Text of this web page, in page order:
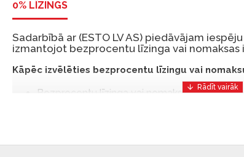
0% LĪZINGS
Sadarbībā ar (ESTO LV AS) piedāvājam
izmantojot bezprocentu līzinga vai nomaksas
Kāpēc izvēlēties bezprocentu līzingu vai
Bezprocentu līzinga vai nomaksas iespēja ir